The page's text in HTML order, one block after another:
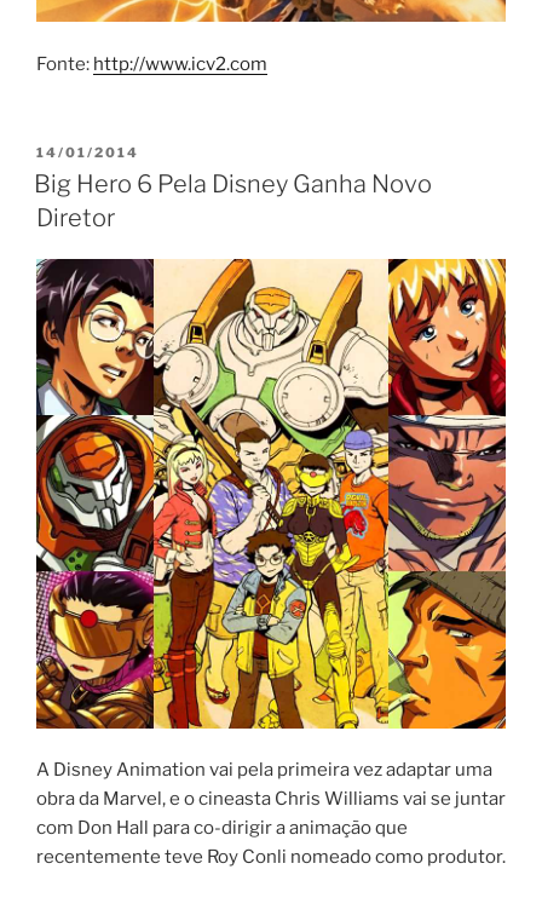
Fonte: http://www.icv2.com
PUBLICADO
EM
14/01/2014
Big Hero 6 Pela Disney Ganha Novo
Diretor
A Disney Animation vai pela primeira vez adaptar uma
obra da Marvel, e o cineasta Chris Williams vai se juntar
com Don Hall para co-dirigir a animação que
recentemente teve Roy Conli nomeado como produtor.